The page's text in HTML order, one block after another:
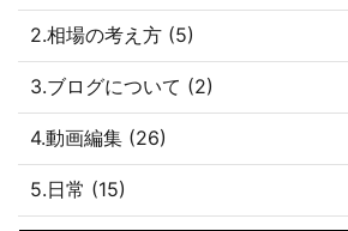
2.相場の考え方 (5)
3.ブログについて (2)
4.動画編集 (26)
5.日常 (15)